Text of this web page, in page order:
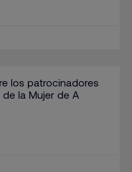
los patrocinadores
la Mujer de A